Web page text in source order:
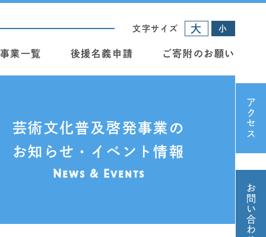
文字サイズ 大 小
事業一覧 後援名義申請 ご寄附のお願い
アクセス
お問い合わせ
芸術文化普及啓発事業の
お知らせ・イベント情報
News & Events